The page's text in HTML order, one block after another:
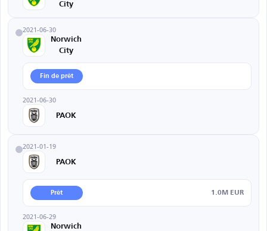
City
2021-06-30
Norwich
City
Fin de prêt
2021-06-30
PAOK
2021-01-19
PAOK
Prêt 1.0M EUR
2021-06-29
Norwich